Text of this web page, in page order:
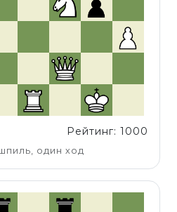
Рейтинг: 1000
один ход